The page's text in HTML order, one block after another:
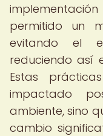
permitido un
evitando el
reduciendo así
Estas
impactado
ambiente, sino
cambio